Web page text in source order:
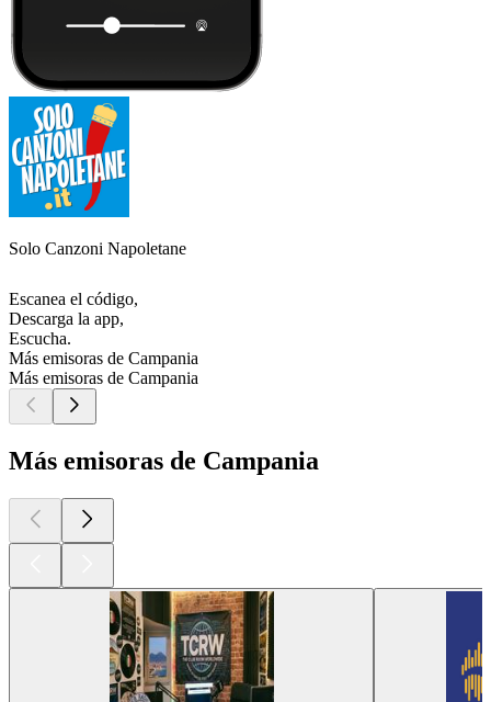
Solo Canzoni Napoletane
Escanea el código,
Descarga la app,
Escucha.
Más emisoras de Campania
Más emisoras de Campania
Más emisoras de Campania